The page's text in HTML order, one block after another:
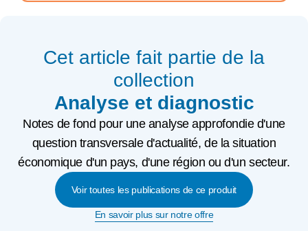
Cet article fait partie de la
collection
Analyse et diagnostic
Notes de fond pour une analyse approfondie d'une
question transversale d'actualité, de la situation
économique d'un pays, d'une région ou d'un secteur.
Voir toutes les publications de ce produit
En savoir plus sur notre offre